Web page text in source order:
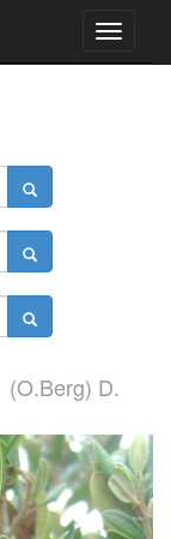
Menu
(O.Berg) D.